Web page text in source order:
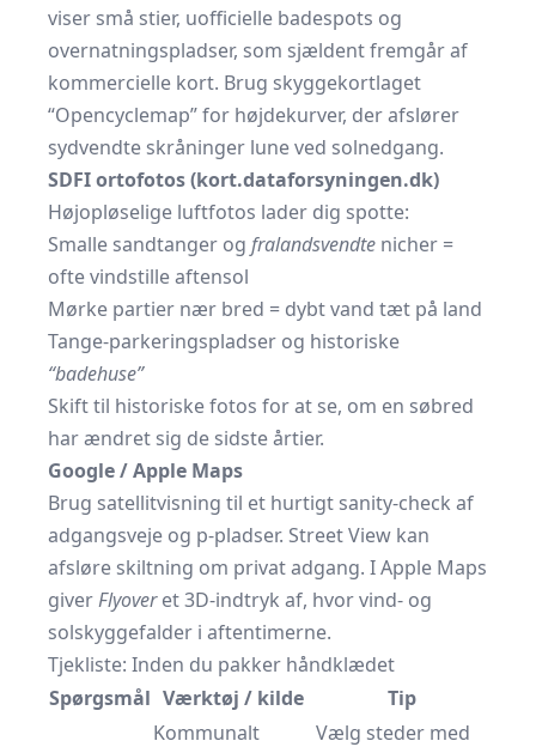
viser små stier, uofficielle badespots og
overnatningspladser, som sjældent fremgår af
kommercielle kort. Brug skyggekortlaget
“Opencyclemap” for højdekurver, der afslører
sydvendte skråninger lune ved solnedgang.
SDFI ortofotos (kort.dataforsyningen.dk)
Højopløselige luftfotos lader dig spotte:
Smalle sandtanger og fralandsvendte nicher =
ofte vindstille aftensol
Mørke partier nær bred = dybt vand tæt på land
Tange-parkeringspladser og historiske
“badehuse”
Skift til historiske fotos for at se, om en søbred
har ændret sig de sidste årtier.
Google / Apple Maps
Brug satellitvisning til et hurtigt sanity-check af
adgangsveje og p-pladser. Street View kan
afsløre skiltning om privat adgang. I Apple Maps
giverFlyoveret 3D-indtryk af, hvor vind- og
solskyggefalder i aften­timerne.
Tjekliste: Inden du pakker håndklædet
Spørgsmål Værktøj / kilde Tip
Kommunalt
Vælg steder med